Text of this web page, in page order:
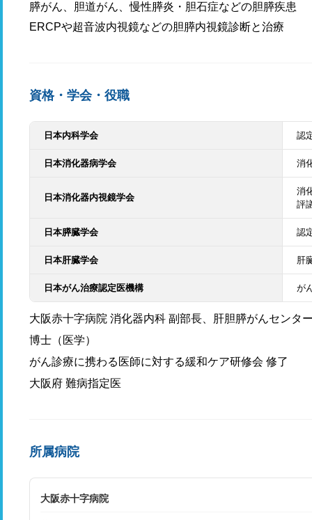
膵がん、胆道がん、慢性膵炎・胆石症などの胆膵疾患
ERCPや超音波内視鏡などの胆膵内視鏡診断と治療
資格・学会・役職
日本内科学会 認
日本消化器病学会 消
日本消化器内視鏡学会
消
評
日本膵臓学会 認
日本肝臓学会 肝
日本がん治療認定医機構 が
大阪赤十字病院 消化器内科 副部長、肝胆膵がんセンタ
博士（医学）
がん診療に携わる医師に対する緩和ケア研修会 修了
大阪府 難病指定医
所属病院
大阪赤十字病院